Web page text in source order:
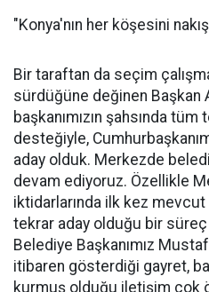
"Konya'nın her köşesini
Bir taraftan da seçim
sürdüğüne değinen Başkan
başkanımızın şahsında tüm
desteğiyle,
aday olduk. Merkezde
devam ediyoruz. Özellikle
iktidarlarında ilk kez mevcut
tekrar aday olduğu bir süreç
Belediye Başkanımız
itibaren gösterdiği gayret,
kurmuş olduğu iletişim çok